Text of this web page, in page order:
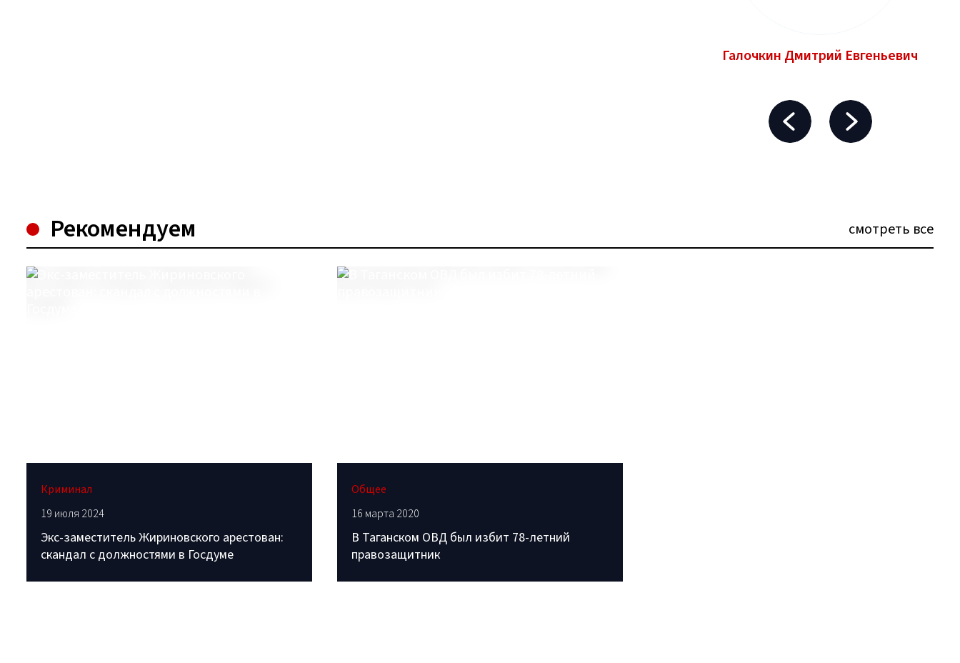
Галочкин Дмитрий Евгеньевич
Рекомендуем смотреть все
Криминал
19 июля 2024
Экс-заместитель Жириновского арестован:
скандал с должностями в Госдуме
Общее
16 марта 2020
В Таганском ОВД был избит 78-летний
правозащитник